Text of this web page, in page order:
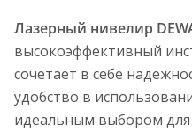
Лазерный нивелир
высокоэффективный
сочетает в себе
удобство в
идеальным выбором для